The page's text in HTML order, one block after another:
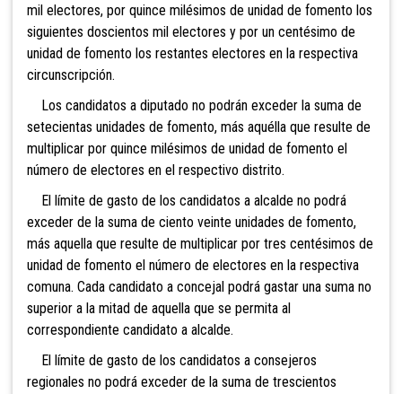
mil electores, por quince milésimos de unidad de fomento los
siguientes doscientos mil electores y por un centésimo de
unidad de fomento los restantes electores en la respectiva
circunscripción.
Los candidatos a diputado no podrán exceder la suma de
setecientas unidades de fomento, más aquélla que resulte de
multiplicar por quince milésimos de unidad de fomento el
número de electores en el respectivo distrito.
El límite de gasto de los candidatos a alcalde no podrá
exceder de la suma de ciento veinte unidades de fomento,
más aquella que resulte de multiplicar por tres centésimos de
unidad de fomento el número de electores en la respectiva
comuna. Cada candidato a concejal podrá gastar una suma no
superior a la mitad de aquella que se permita al
correspondiente candidato a alcalde.
El límite de gasto de los candidatos a consejeros
regionales no podrá exceder de la suma de trescientos